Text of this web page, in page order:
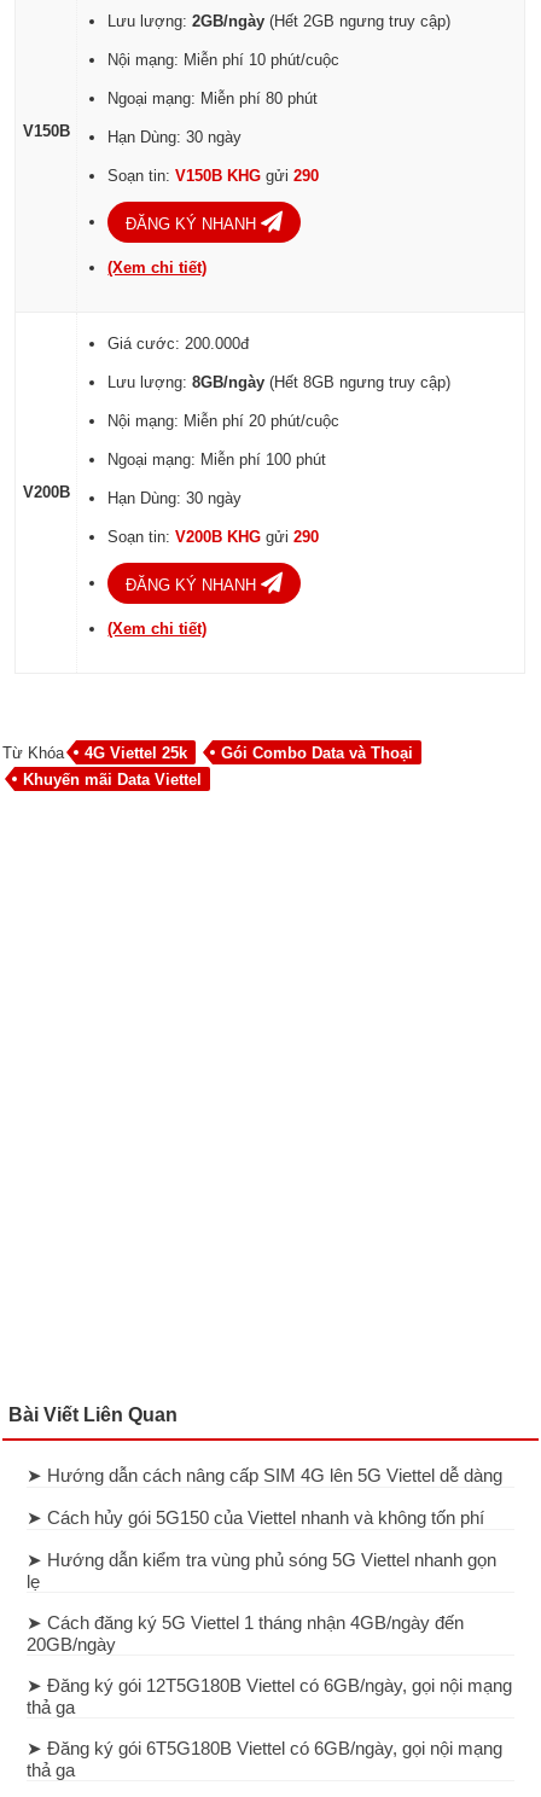
V150B
Lưu lượng:2GB/ngày (Hết 2GB ngưng truy cập)
Nội mạng: Miễn phí 10 phút/cuộc
Ngoại mạng: Miễn phí 80 phút
Hạn Dùng: 30 ngày
Soạn tin:V150B KHGgửi290
ĐĂNG KÝ NHANH
(Xem chi tiết)
V200B
Giá cước: 200.000đ
Lưu lượng:8GB/ngày (Hết 8GB ngưng truy cập)
Nội mạng: Miễn phí 20 phút/cuộc
Ngoại mạng: Miễn phí 100 phút
Hạn Dùng: 30 ngày
Soạn tin:V200B KHGgửi290
ĐĂNG KÝ NHANH
(Xem chi tiết)
Từ Khóa 4G Viettel 25k
Gói Combo Data và Thoại
Khuyến mãi Data Viettel
Bài Viết Liên Quan
➤ Hướng dẫn cách nâng cấp SIM 4G lên 5G Viettel dễ dàng
➤ Cách hủy gói 5G150 của Viettel nhanh và không tốn phí
➤ Hướng dẫn kiểm tra vùng phủ sóng 5G Viettel nhanh gọn
lẹ
➤ Cách đăng ký 5G Viettel 1 tháng nhận 4GB/ngày đến
20GB/ngày
➤ Đăng ký gói 12T5G180B Viettel có 6GB/ngày, gọi nội mạng
thả ga
➤ Đăng ký gói 6T5G180B Viettel có 6GB/ngày, gọi nội mạng
thả ga